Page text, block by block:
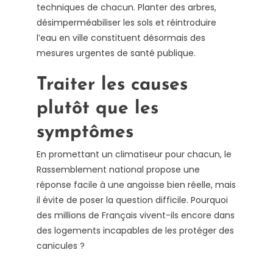
techniques de chacun. Planter des arbres,
désimperméabiliser les sols et réintroduire
l’eau en ville constituent désormais des
mesures urgentes de santé publique.
Traiter les causes
plutôt que les
symptômes
En promettant un climatiseur pour chacun, le
Rassemblement national propose une
réponse facile à une angoisse bien réelle, mais
il évite de poser la question difficile. Pourquoi
des millions de Français vivent-ils encore dans
des logements incapables de les protéger des
canicules ?